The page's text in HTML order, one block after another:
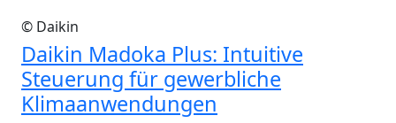
© Daikin
Daikin Madoka Plus: Intuitive
Steuerung für gewerbliche
Klimaanwendungen